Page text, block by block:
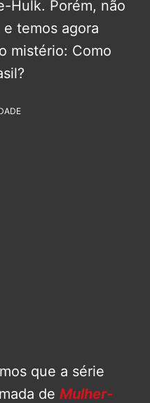
Hulk. Porém, não
temos agora
mistério: Como
que a série
de Mulher-